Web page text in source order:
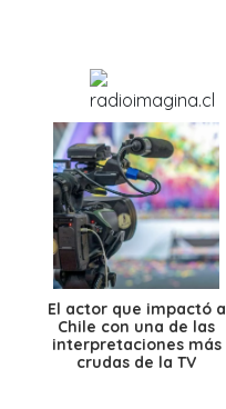
El actor que impactó a
Chile con una de las
interpretaciones más
crudas de la TV